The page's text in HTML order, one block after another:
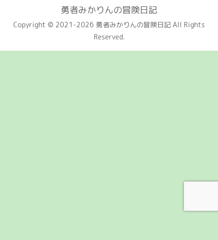
勇者みかりんの冒険日記
Copyright © 2021-2026 勇者みかりんの冒険日記 All Rights
Reserved.